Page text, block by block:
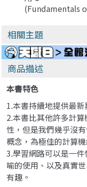
(Fundamentals
C++, 2/e)
相關主題
商品描述
本書特色
1.本書持續地提供最
2.本書比其他許多計
性，但是我們幾乎沒
概念，為極佳的計算
3.學習網路可以是一
喻的使用、以及真實
有趣。